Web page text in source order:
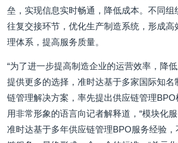
垒，实现信息实时畅通，降低成本。不同组
往复交接环节，优化生产制造系统，形成高
理体系，提高服务质量。
“为了进一步提高制造企业的运营效率，降
提供更多的选择，准时达基于多家国际知名
链管理解决方案，率先提出供应链管理BPO
用非常形象的语言向记者解释道，“模块化
准时达基于多年供应链管理BPO服务经验